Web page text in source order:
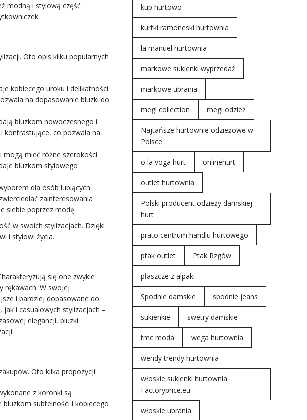
modną i stylową część
Oto opis kilku popularnych
kobiecego uroku i delikatności
na dopasowanie bluzki do
bluzkom nowoczesnego i
kontrastujące, co pozwala na
mogą mieć różne szerokości
bluzkom stylowego
dla osób lubiących
zainteresowania
siebie poprzez modę.
w swoich stylizacjach. Dzięki
i stylowi życia.
się one zwykle
rękawach. W swojej
i bardziej dopasowane do
i casualowych stylizacjach –
elegancji, bluzki
Oto kilka propozycji:
z koronki są
bluzkom subtelności i kobiecego
kup hurtowo
kurtki ramoneski hurtownia
la manuel hurtownia
markowe sukienki wyprzedaż
markowe ubrania
megi collection megi odzież
Najtańsze hurtownie odzieżowe w
Polsce
o la voga hurt onlinehurt
outlet hurtownia
Polski producent odzieży damskiej
hurt
prato centrum handlu hurtowego
ptak outlet Ptak Rzgów
płaszcze z alpaki
Spodnie damskie spodnie jeans
sukienkie swetry damskie
tmc moda wega hurtownia
wendy trendy hurtownia
włoskie sukienki hurtownia
Factoryprice.eu
włoskie ubrania